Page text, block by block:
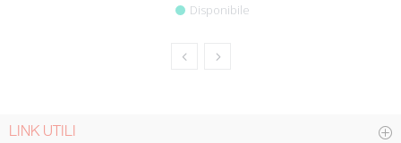
Disponibile
LINK UTILI